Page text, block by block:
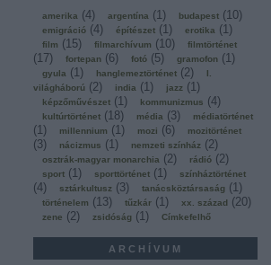
amerika (4) argentína (1) budapest (10)
emigráció (4) építészet (1) erotika (1)
film (15) filmarchívum (10) filmtörténet
(17) fortepan (6) fotó (5) gramofon (1)
gyula (1) hanglemeztörténet (2)
I.
világháború (2) india (1) jazz (1)
képzőművészet (1) kommunizmus (4)
kultúrtörténet (18) média (3) médiatörténet
(1) millennium (1) mozi (6) mozitörténet
(3) nácizmus (1) nemzeti színház (2)
osztrák-magyar monarchia (2) rádió (2)
sport (1) sporttörténet (1) színháztörténet
(4) sztárkultusz (3) tanácsköztársaság (1)
történelem (13) tűzkár (1) xx. század (20)
zene (2) zsidóság (1) Címkefelhő
ARCHÍVUM